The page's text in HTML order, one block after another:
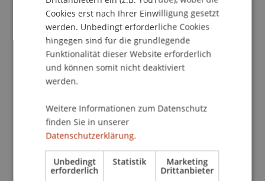
Öffentlicher Vortrag von Anna Buser (sumami
GmbH) zum Ressourcen-Management für die
Wiederverwendung
Dienstag, 21. März 2023, 18 Uhr
Wie sieht Wiederverwendung in der Praxis aus?
welche Hürden müssen genommen werden,
damit die Umsetzung erfolgreich ist? Mit
Cookies erst nach Ihrer Einwilligung gesetzt
werden. Unbedingt erforderliche Cookies
hingegen sind für die grundlegende
Funktionalität dieser Website erforderlich
und können somit nicht deaktiviert
werden.
Weitere Informationen zum Datenschutz
finden Sie in unserer
Datenschutzerklärung.
Unbedingt
erforderlich
Statistik Marketing
Drittanbieter